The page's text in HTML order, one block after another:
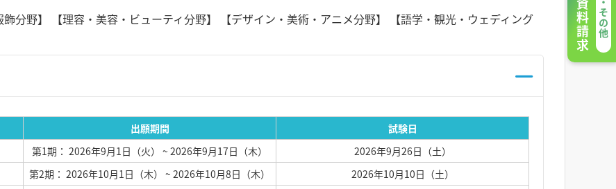
分野】 【理容・美容・ビューティ分野】 【デザイン・美術・アニメ分野】 【語学・観光・ウェディング
出願期間
試験日
第1期： 2026年9月1日（火） ~ 2026年9月17日（木）
2026年9月26日（土）
第2期： 2026年10月1日（木） ~ 2026年10月8日（木） 2026年10月10日（土）